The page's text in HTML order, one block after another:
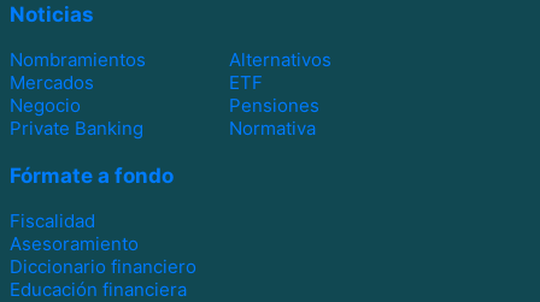
Noticias
Nombramientos
Alternativos
Mercados
ETF
Negocio
Pensiones
Private Banking
Normativa
Fórmate a fondo
Fiscalidad
Asesoramiento
Diccionario financiero
Educación financiera